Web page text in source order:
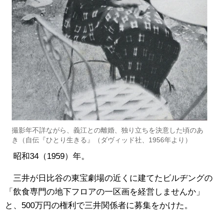
撮影年不詳ながら、義江との離婚、独り立ちを決意した頃のあ
き（自伝『ひとり生きる』（ダヴィッド社、1956年より）
昭和34（1959）年。
三井が日比谷の東宝劇場の近くに建てたビルヂングの
「飲食専門の地下フロアの一区画を経営しませんか」
と、500万円の権利で三井関係者に募集をかけた。